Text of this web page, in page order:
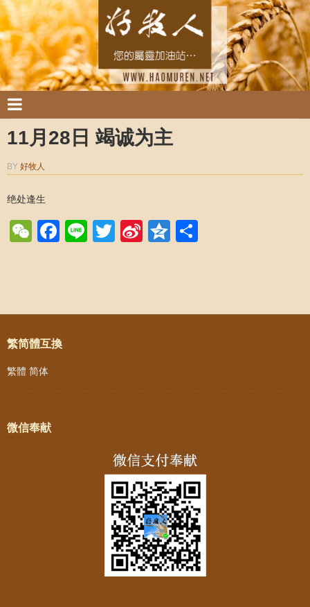
11月28日 竭诚为主
BY 好牧人
绝处逢生
WeChat
Facebook
LineTwitter
SinaQzone
Post navigation
繁简體互換
繁體 简体
微信奉献